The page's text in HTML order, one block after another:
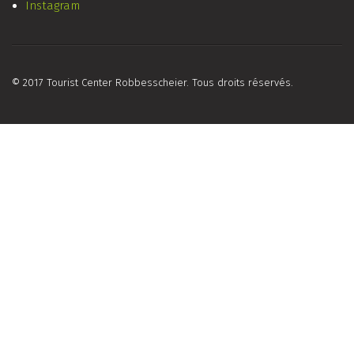
Instagram
© 2017 Tourist Center Robbesscheier. Tous droits réservés.